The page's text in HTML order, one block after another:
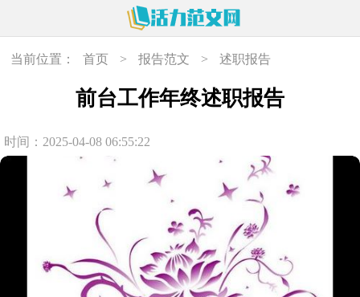
当前位置： 首页 > 报告范文 > 述职报告
前台工作年终述职报告
时间：2025-04-08 06:55:22